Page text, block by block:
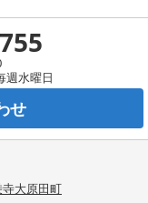
週水曜日
せ
大原田町